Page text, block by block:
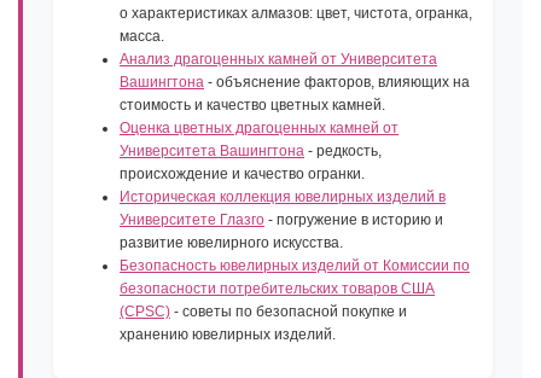
о характеристиках алмазов: цвет, чистота, огранка,
масса.
Анализ драгоценных камней от Университета
Вашингтона - объяснение факторов, влияющих на
стоимость и качество цветных камней.
Оценка цветных драгоценных камней от
Университета Вашингтона - редкость,
происхождение и качество огранки.
Историческая коллекция ювелирных изделий в
Университете Глазго - погружение в историю и
развитие ювелирного искусства.
Безопасность ювелирных изделий от Комиссии по
безопасности потребительских товаров США
(CPSC) - советы по безопасной покупке и
хранению ювелирных изделий.